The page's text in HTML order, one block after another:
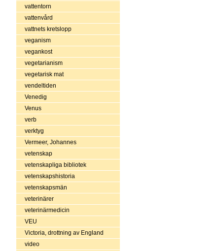
vattentorn
vattenvård
vattnets kretslopp
veganism
vegankost
vegetarianism
vegetarisk mat
vendeltiden
Venedig
Venus
verb
verktyg
Vermeer, Johannes
vetenskap
vetenskapliga bibliotek
vetenskapshistoria
vetenskapsmän
veterinärer
veterinärmedicin
VEU
Victoria, drottning av England
video